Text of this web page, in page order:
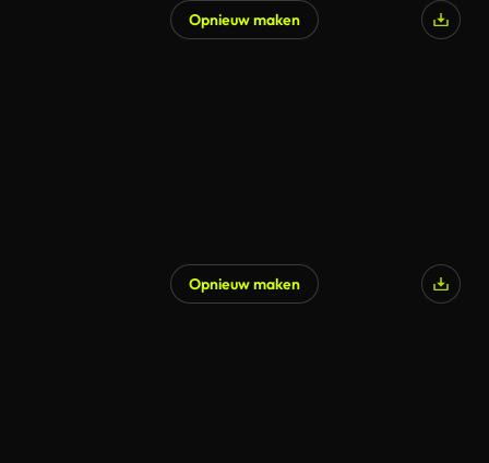
Opnieuw maken
Opnieuw maken